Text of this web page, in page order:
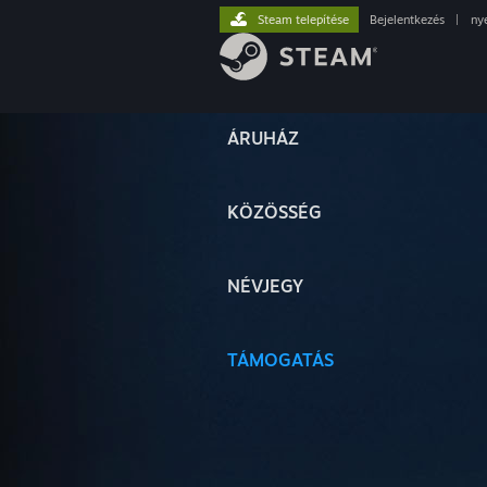
ÁRUHÁZ
KÖZÖSSÉG
NÉVJEGY
TÁMOGATÁS
Steam telepítése Bejelentkezés